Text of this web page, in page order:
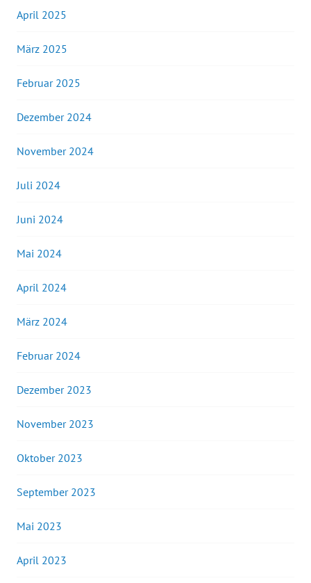
April 2025
März 2025
Februar 2025
Dezember 2024
November 2024
Juli 2024
Juni 2024
Mai 2024
April 2024
März 2024
Februar 2024
Dezember 2023
November 2023
Oktober 2023
September 2023
Mai 2023
April 2023